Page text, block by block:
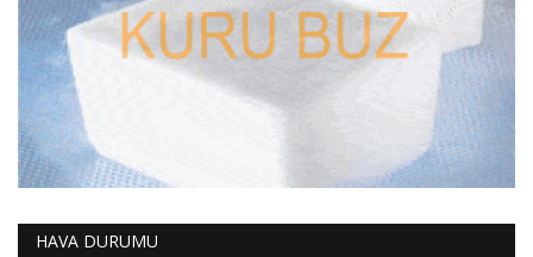
HAVA DURUMU